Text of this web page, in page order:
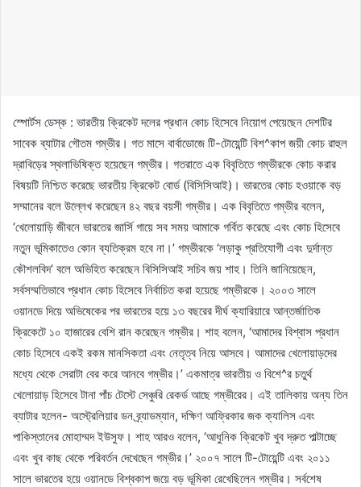
স্পোর্টস ডেস্ক : ভারতীয় ক্রিকেট দলের প্রধান কোচ হিসেবে নিয়োগ পেয়েছেন দেশটির
সাবেক ব্যাটার গৌতম গম্ভীর। গত মাসে বার্বাডোজে টি-টোয়েন্টি বিশ^কাপ জয়ী কোচ রাহুল
দ্রাবিড়ের স্থলাভিষিক্ত হয়েছেন গম্ভীর। গতরাতে এক বিবৃতিতে গম্ভীরকে কোচ করার
বিষয়টি নিশ্চিত করেছে ভারতীয় ক্রিকেট বোর্ড (বিসিসিআই)। ভারতের কোচ হওয়াকে বড়
সম্মানের বলে উল্লেখ করেছেন ৪২ বছর বয়সী গম্ভীর। এক বিবৃতিতে গম্ভীর বলেন,
‘খেলোয়াড়ি জীবনে ভারতের জার্সি গায়ে সব সময় আমাকে গর্বিত করেছে এবং কোচ হিসেবে
নতুন ভূমিকাতেও কোন ব্যতিক্রম হবে না।’ গম্ভীরকে ‘লড়াকু প্রতিযোগী এবং দুর্দান্ত
কৌশলবিদ’ বলে অভিহিত করেছেন বিসিসিআই সচিব জয় শাহ। তিনি জানিয়েছেন,
সর্বসম্মতিভাবে প্রধান কোচ হিসেবে নির্বাচিত করা হয়েছে গম্ভীরকে। ২০০৩ সালে
ওয়ানডে দিয়ে অভিষেকের পর ভারতের হয়ে ১৩ বছরের দীর্ঘ ক্যারিয়ারে আন্তর্জাতিক
ক্রিকেটে ১০ হাজারের বেশি রান করেছেন গম্ভীর। শাহ বলেন, ‘আমাদের বিশ্বাস প্রধান
কোচ হিসেবে একই রকম মানসিকতা এবং নেতৃত্ব নিয়ে আসবে। আমাদের খেলোয়াড়দের
মধ্যে থেকে সেরাটা বের করে আনবে গম্ভীর।’ একমাত্র ভারতীয় ও বিশে^র চতুর্থ
খেলোয়াড় হিসেবে টানা পাঁচ টেস্টে সেঞ্চুরি রেকর্ড আছে গম্ভীরের। এই তালিকায় অন্য তিন
ব্যাটার হলেন- অস্ট্রেলিয়ার ডন ব্র্যাডম্যান, দক্ষিণ আফ্রিকার জক ক্যালিস এবং
পাকিস্তানের মোহাম্মদ ইউসুফ। শাহ আরও বলেন, ‘আধুনিক ক্রিকেট খুব দ্রুত পাল্টাচ্ছে
এবং খুব কাছ থেকে পরিবর্তন দেখেছেন গম্ভীর।’ ২০০৭ সালে টি-টোয়েন্টি এবং ২০১১
সালে ভারতের হয়ে ওয়ানডে বিশ্বকাপ জয়ে বড় ভূমিকা রেখেছিলেন গম্ভীর। সর্বশেষ